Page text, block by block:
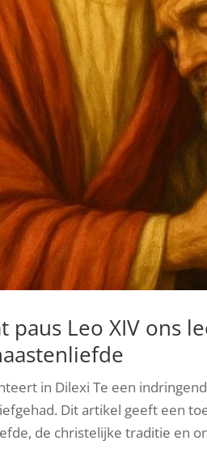
paus Leo XIV ons
in Dilexi Te een
Dit artikel geeft een
de christelijke traditie en